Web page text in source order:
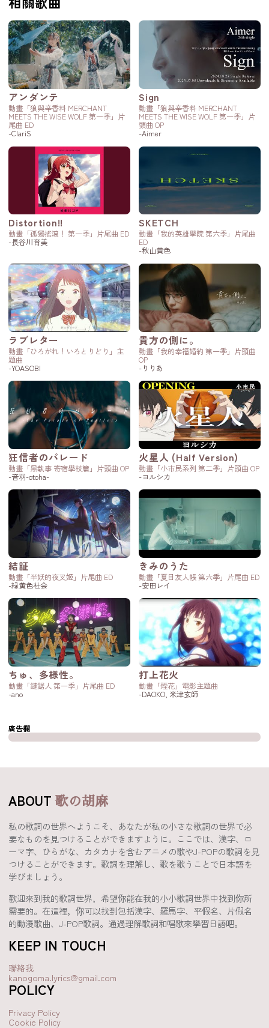
アンダンテ
動畫「狼與辛香料 MERCHANT
MEETS THE WISE WOLF 第一季」片
尾曲 ED
-ClariS
Sign
動畫「狼與辛香料 MERCHANT
MEETS THE WISE WOLF 第一季」片
頭曲 OP
-Aimer
Distortion!!
動畫「孤獨搖滾！ 第一季」片尾曲 ED
-長谷川育美
SKETCH
動畫「我的英雄學院 第六季」片尾曲
ED
-秋山黄色
ラブレター
動畫「ひろがれ！いろとりどり」主
題曲
-YOASOBI
貴方の側に。
動畫「我的幸福婚約 第一季」片頭曲
OP
-りりあ
狂信者のパレード
動畫「黑執事 寄宿學校篇」片頭曲 OP
-音羽-otoha-
火星人 (Half Version)
動畫「小市民系列 第二季」片頭曲 OP
-ヨルシカ
結証
動畫「半妖的夜叉姬」片尾曲 ED
-緑黄色社会
きみのうた
動畫「夏目友人帳 第六季」片尾曲 ED
-安田レイ
ちゅ、多様性。
動畫「鏈鋸人 第一季」片尾曲 ED
-ano
打上花火
動畫「煙花」電影主題曲
-DAOKO, 米津玄師
廣告欄
ABOUT歌の胡麻
私の歌詞の世界へようこそ、あなたが私の小さな歌詞の世界で必
要なものを見つけることができますように。ここでは、漢字、ロ
ーマ字、ひらがな、カタカナを含むアニメの歌やJ-POPの歌詞を見
つけることができます。歌詞を理解し、歌を歌うことで日本語を
学びましょう。
歡迎來到我的歌詞世界，希望你能在我的小小歌詞世界中找到你所
需要的。在這裡，你可以找到包括漢字、羅馬字、平假名、片假名
的動漫歌曲、J-POP歌詞。通過理解歌詞和唱歌來學習日語吧。
KEEP IN TOUCH
聯絡我
kanogoma.lyrics@gmail.com
POLICY
Privacy Policy
Cookie Policy